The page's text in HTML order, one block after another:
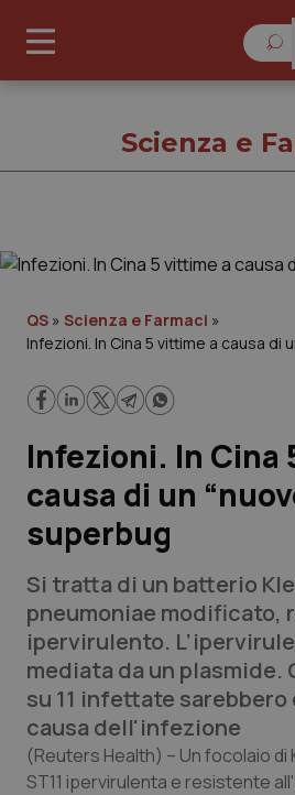
Cronache
Lavoro e Professioni
Scienza e Farmaci
Studi e Analisi
Lettere al direttore
Edizioni Regionali
QS Pro
Scienza e
QS » Scienza e Farmaci »
Infezioni. In Cina 5 vittime a causa di
Infezioni. In Cina
causa di un
superbug
Si tratta di un batterio
pneumoniae modificato,
ipervirulento.
mediata da un plasmide.
su 11 infettate
causa dell'infezione
(Reuters Health) – Un focolaio di
ST11 ipervirulenta e resistente